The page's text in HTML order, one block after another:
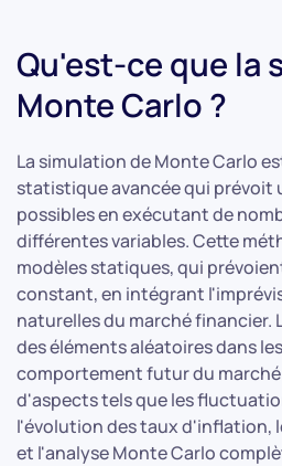
Qu'est-ce que la
Monte Carlo ?
La simulation de Monte Carlo
statistique avancée qui prévoit
possibles en exécutant de
différentes variables. Cette
modèles statiques, qui
constant, en intégrant
naturelles du marché
des éléments aléatoires dans
comportement futur du
d'aspects tels que les
l'évolution des taux d'inflation,
et l'analyse Monte Carlo